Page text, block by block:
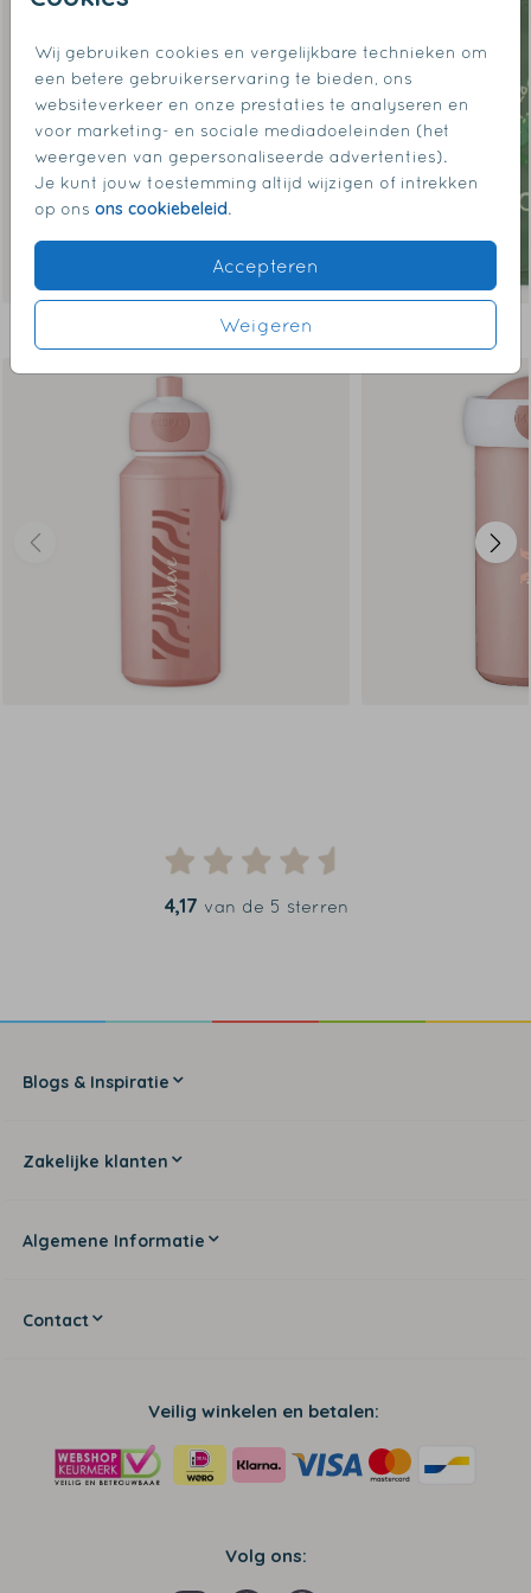
Wij gebruiken cookies en vergelijkbare technieken om
een betere gebruikerservaring te bieden, ons
websiteverkeer en onze prestaties te analyseren en
voor marketing- en sociale mediadoeleinden (het
weergeven van gepersonaliseerde advertenties).
Je kunt jouw toestemming altijd wijzigen of intrekken
op ons ons cookiebeleid.
Accepteren
Weigeren
Dit vind je misschien ook leuk
4,17 van de 5 sterren
Blogs & Inspiratie
Zakelijke klanten
Algemene Informatie
Contact
Veilig winkelen en betalen:
Volg ons: